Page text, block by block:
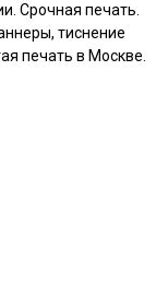
Срочная печать.
тиснение
печать в Москве.